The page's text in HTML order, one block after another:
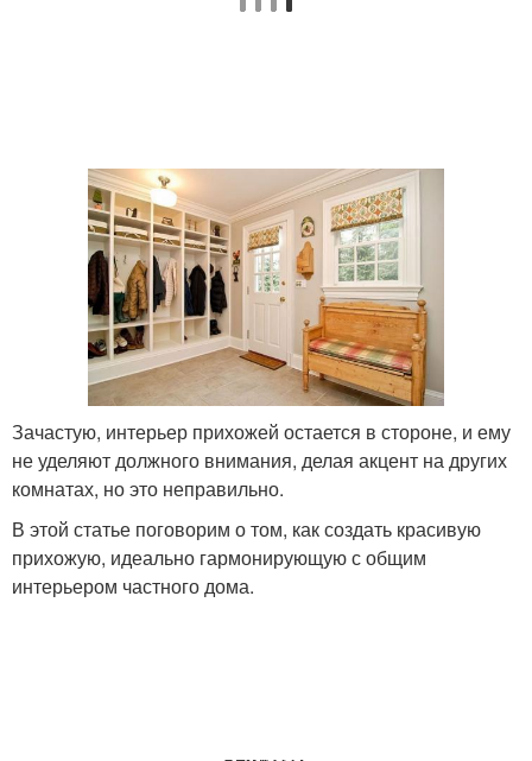
Зачастую, интерьер прихожей остается в стороне, и ему
не уделяют должного внимания, делая акцент на других
комнатах, но это неправильно.
В этой статье поговорим о том, как создать красивую
прихожую, идеально гармонирующую с общим
интерьером частного дома.